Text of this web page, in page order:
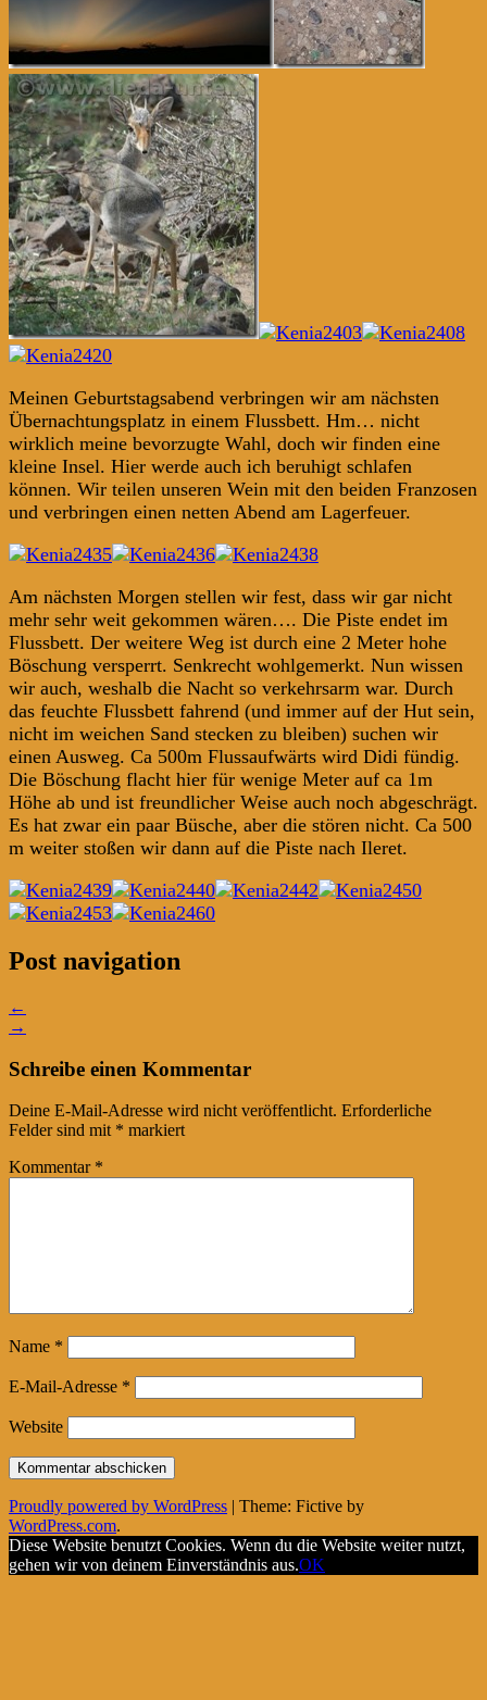
Meinen Geburtstagsabend verbringen wir am nächsten
Übernachtungsplatz in einem Flussbett. Hm… nicht
wirklich meine bevorzugte Wahl, doch wir finden eine
kleine Insel. Hier werde auch ich beruhigt schlafen
können. Wir teilen unseren Wein mit den beiden Franzosen
und verbringen einen netten Abend am Lagerfeuer.
Am nächsten Morgen stellen wir fest, dass wir gar nicht
mehr sehr weit gekommen wären…. Die Piste endet im
Flussbett. Der weitere Weg ist durch eine 2 Meter hohe
Böschung versperrt. Senkrecht wohlgemerkt. Nun wissen
wir auch, weshalb die Nacht so verkehrsarm war. Durch
das feuchte Flussbett fahrend (und immer auf der Hut sein,
nicht im weichen Sand stecken zu bleiben) suchen wir
einen Ausweg. Ca 500m Flussaufwärts wird Didi fündig.
Die Böschung flacht hier für wenige Meter auf ca 1m
Höhe ab und ist freundlicher Weise auch noch abgeschrägt.
Es hat zwar ein paar Büsche, aber die stören nicht. Ca 500
m weiter stoßen wir dann auf die Piste nach Ileret.
Post navigation
←
→
Schreibe einen Kommentar
Deine E-Mail-Adresse wird nicht veröffentlicht. Erforderliche
Felder sind mit * markiert
Kommentar *
Name *
E-Mail-Adresse *
Website
Proudly powered by WordPress | Theme: Fictive by
WordPress.com.
Diese Website benutzt Cookies. Wenn du die Website weiter nutzt,
gehen wir von deinem Einverständnis aus.OK